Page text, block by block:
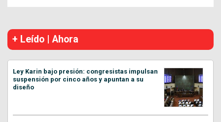
+ Leído | Ahora
Ley Karin bajo presión: congresistas impulsan
suspensión por cinco años y apuntan a su
diseño